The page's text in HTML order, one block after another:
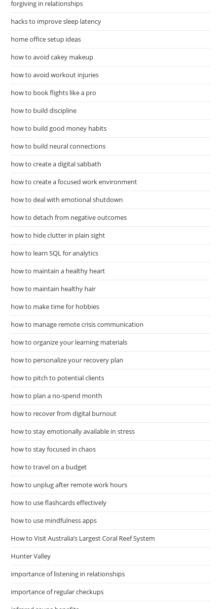
forgiving in relationships
hacks to improve sleep latency
home office setup ideas
how to avoid cakey makeup
how to avoid workout injuries
how to book flights like a pro
how to build discipline
how to build good money habits
how to build neural connections
how to create a digital sabbath
how to create a focused work environment
how to deal with emotional shutdown
how to detach from negative outcomes
how to hide clutter in plain sight
how to learn SQL for analytics
how to maintain a healthy heart
how to maintain healthy hair
how to make time for hobbies
how to manage remote crisis communication
how to organize your learning materials
how to personalize your recovery plan
how to pitch to potential clients
how to plan a no-spend month
how to recover from digital burnout
how to stay emotionally available in stress
how to stay focused in chaos
how to travel on a budget
how to unplug after remote work hours
how to use flashcards effectively
how to use mindfulness apps
How to Visit Australia’s Largest Coral Reef System
Hunter Valley
importance of listening in relationships
importance of regular checkups